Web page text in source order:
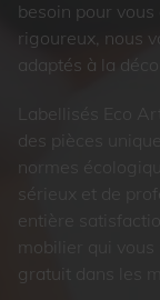
besoin pour vous
rigoureux, nous
adaptés à la
Labellisés Eco
des pièces
normes
sérieux et de
entière
mobilier qui
gratuit dans les